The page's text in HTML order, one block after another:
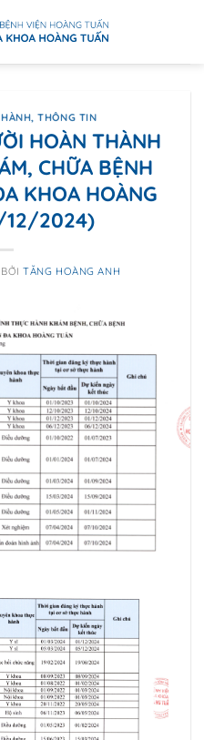
,THÔNG TIN
HOÀN THÀNH
CHỮA BỆNH
KHOA HOÀNG
12/2024)
BỞITĂNG HOÀNG ANH